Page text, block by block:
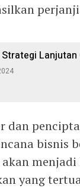
dan
bisnis
yang